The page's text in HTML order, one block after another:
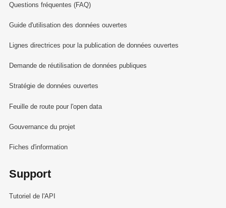
Questions fréquentes (FAQ)
Guide d'utilisation des données ouvertes
Lignes directrices pour la publication de données ouvertes
Demande de réutilisation de données publiques
Stratégie de données ouvertes
Feuille de route pour l'open data
Gouvernance du projet
Fiches d'information
Support
Tutoriel de l'API